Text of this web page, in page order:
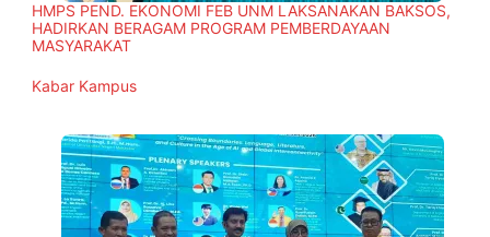
HMPS PEND. EKONOMI FEB UNM LAKSANAKAN BAKSOS,
HADIRKAN BERAGAM PROGRAM PEMBERDAYAAN
MASYARAKAT
In relation to
Kabar Kampus